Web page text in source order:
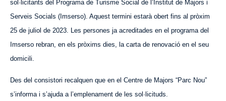
sol·licitants del Programa de Turisme Social de l’Institut de Majors i
Serveis Socials (Imserso). Aquest termini estarà obert fins al pròxim
25 de juliol de 2023. Les persones ja acreditades en el programa del
Imserso rebran, en els pròxims dies, la carta de renovació en el seu
domicili.
Des del consistori recalquen que en el Centre de Majors “Parc Nou”
s’informa i s’ajuda a l’emplenament de les sol·licituds.